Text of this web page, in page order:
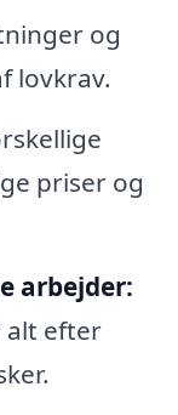
og
lovkrav.
priser og
arbejder:
alt efter